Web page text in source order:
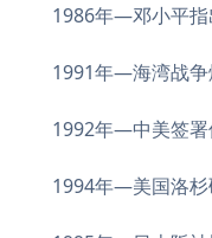
1986年—邓小平指
1991年—海湾战争
1992年—中美签署
1994年—美国洛杉